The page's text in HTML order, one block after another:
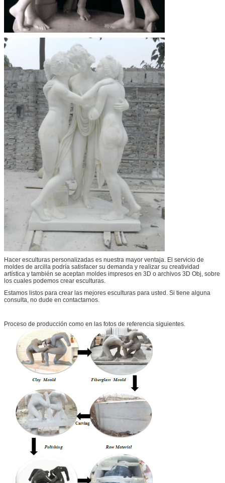
Hacer esculturas personalizadas es nuestra mayor ventaja. El servicio de
moldes de arcilla podría satisfacer su demanda y realizar su creatividad
artística y también se aceptan moldes impresos en 3D o archivos 3D Obj, sobre
los cuales podemos crear esculturas.
Estamos listos para crear las mejores esculturas para usted. Si tiene alguna
consulta, no dude en contactarnos.
Proceso de producción como en las fotos de referencia siguientes.